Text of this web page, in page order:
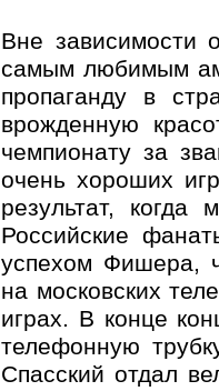
Вне
самым любимым
пропаганду в
врожденную
чемпионату за
очень хороших
результат, когда
Российские
успехом Фишера,
на московских
играх. В конце
телефонную
Спасский отдал